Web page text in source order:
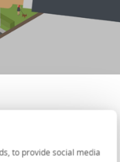
to provide social media